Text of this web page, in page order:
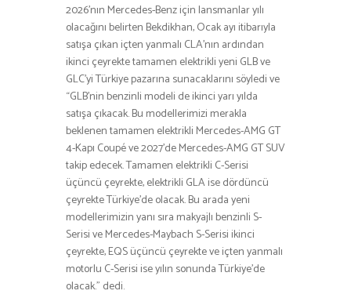
2026’nın Mercedes-Benz için lansmanlar yılı
olacağını belirten Bekdikhan, Ocak ayı itibarıyla
satışa çıkan içten yanmalı CLA’nın ardından
ikinci çeyrekte tamamen elektrikli yeni GLB ve
GLC’yi Türkiye pazarına sunacaklarını söyledi ve
“GLB’nin benzinli modeli de ikinci yarı yılda
satışa çıkacak. Bu modellerimizi merakla
beklenen tamamen elektrikli Mercedes-AMG GT
4-Kapı Coupé ve 2027’de Mercedes-AMG GT SUV
takip edecek. Tamamen elektrikli C-Serisi
üçüncü çeyrekte, elektrikli GLA ise dördüncü
çeyrekte Türkiye’de olacak. Bu arada yeni
modellerimizin yanı sıra makyajlı benzinli S-
Serisi ve Mercedes-Maybach S-Serisi ikinci
çeyrekte, EQS üçüncü çeyrekte ve içten yanmalı
motorlu C-Serisi ise yılın sonunda Türkiye’de
olacak.” dedi.